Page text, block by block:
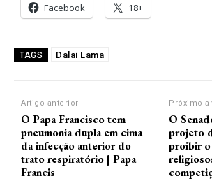
Facebook 18+
TAGS Dalai Lama
Artigo anterior
O Papa Francisco tem
pneumonia dupla em cima
da infecção anterior do
trato respiratório | Papa
Francis
Próximo
O
projeto
proibir o